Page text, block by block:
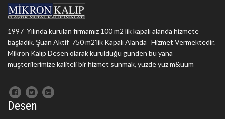
1997 Yılında kurulan firmamız 100 m2 lik kapalı alanda hizmete
başladık. Şuan Aktif 750 m2'lik Kapalı Alanda Hizmet Vermektedir.
Mikron Kalıp Desen olarak kurulduğu günden bu yana
müşterilerimize kaliteli bir hizmet sunmak, yüzde yüz m&uum
Desen